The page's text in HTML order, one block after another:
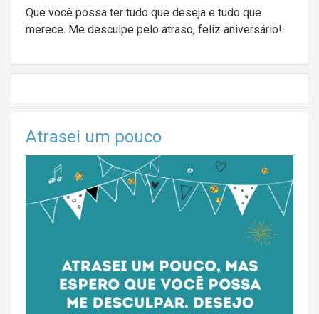
Que você possa ter tudo que deseja e tudo que
merece. Me desculpe pelo atraso, feliz aniversário!
Atrasei um pouco